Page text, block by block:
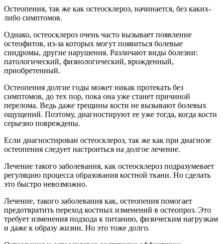
Остеопения, так же как остеосклероз, начинается, без каких-
либо симптомов.
Однако, остеосклероз очень часто вызывает появление
остеофитов, из-за которых могут появиться болевые
синдромы, другие нарушения. Различают виды болезни:
патологический, физиологический, врожденный,
приобретенный.
Остеопения долгие годы может никак протекать без
симптомов, до тех пор, пока она уже станет причиной
перелома. Ведь даже трещины кости не вызывают болевых
ощущений. Поэтому, диагностируют ее уже тогда, когда кости
серьезно повреждены.
Если диагностирован остеосклероз, так же как при диагнозе
остеопения следует настроиться на долгое лечение.
Лечение такого заболевания, как остеосклероз подразумевает
регуляцию процесса образования костной ткани. Но сделать
это быстро невозможно.
Лечение, такого заболевания как, остеопения помогает
предотвратить переход костных изменений в остеопроз. Это
требует изменения подхода к питанию, физическим нагрузкам
и даже к образу жизни. Но это тоже долго.